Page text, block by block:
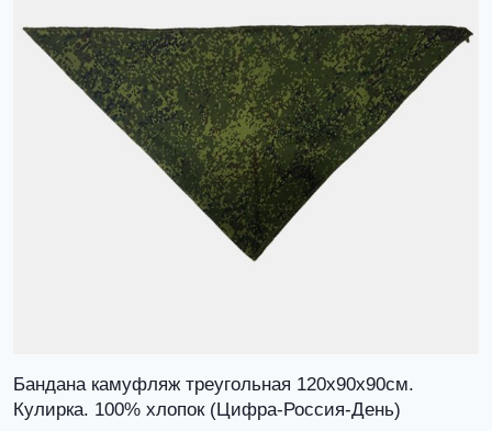
Бандана камуфляж треугольная 120х90х90см.
Кулирка. 100% хлопок (Цифра-Россия-День)